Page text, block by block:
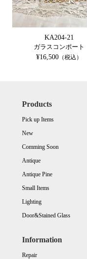
KA204-21
ガラスコンポート
¥16,500（税込）
Products
Pick up Items
New
Comming Soon
Antique
Antique Pine
Small Items
Lighting
Door&Stained Glass
Information
Repair